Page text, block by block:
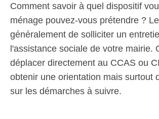
Comment savoir à quel dispositif
ménage pouvez-vous prétendre ?
généralement de solliciter un
l'assistance sociale de votre mairie.
déplacer directement au CCAS ou
obtenir une orientation mais surtout
sur les démarches à suivre.